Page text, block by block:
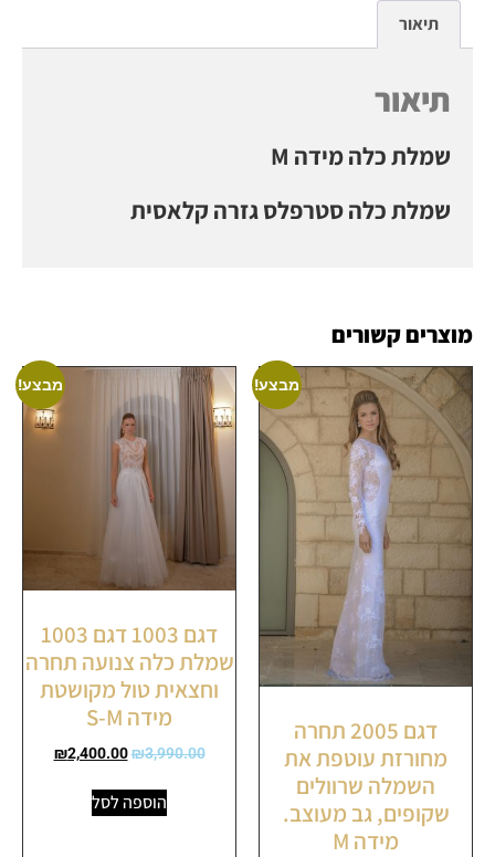
מוצרים קשורים
מבצע!
דגם 2005 תחרה
מחורזת עוטפת את
השמלה שרוולים
שקופים, גב מעוצב.
מידה M
מבצע!
דגם 1003 דגם 1003
שמלת כלה צנועה תחרה
וחצאית טול מקושטת
מידה S-M
₪3,990.00
₪2,400.00
הוספה לסל
תיאור
תיאור
M שמלת כלה מידה
שמלת כלה סטרפלס גזרה קלאסית